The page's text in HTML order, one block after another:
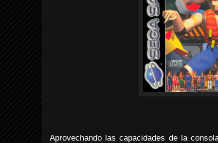
Aprovechando las capacidades de la